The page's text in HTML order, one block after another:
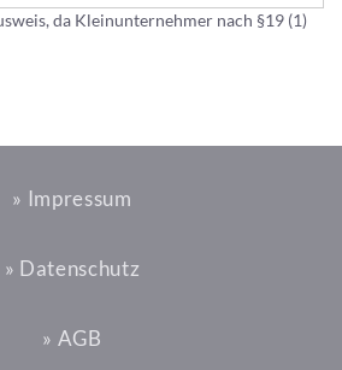
da Kleinunternehmer nach §19 (1)
» Impressum
» Datenschutz
» AGB